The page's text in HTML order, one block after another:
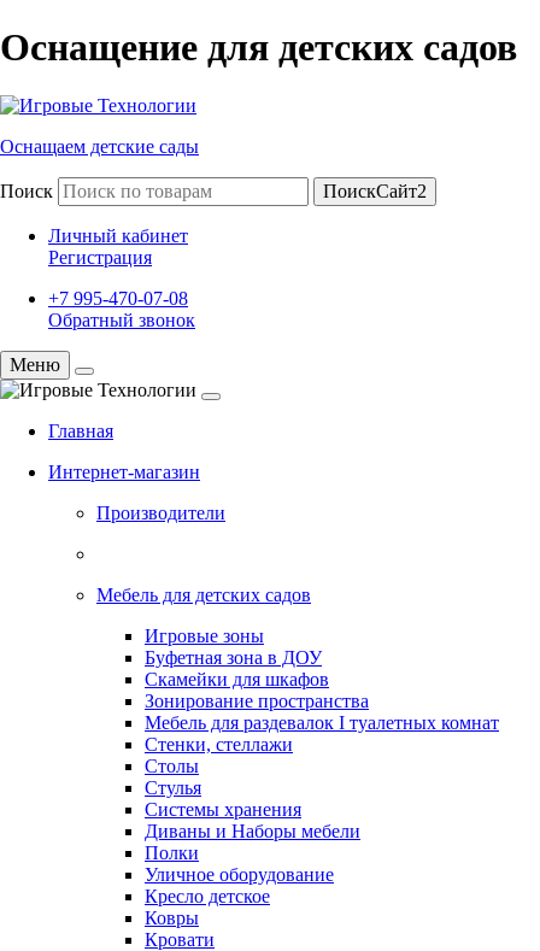
Оснащение для детских садов
Оснащаем детские сады
Поиск ПоискСайт2
Личный кабинет
Регистрация
+7 995-470-07-08
Обратный звонок
Меню
Главная
Интернет-магазин
Производители
Мебель для детских садов
Игровые зоны
Буфетная зона в ДОУ
Скамейки для шкафов
Зонирование пространства
Мебель для раздевалок I туалетных комнат
Стенки, стеллажи
Столы
Стулья
Системы хранения
Диваны и Наборы мебели
Полки
Уличное оборудование
Кресло детское
Ковры
Кровати